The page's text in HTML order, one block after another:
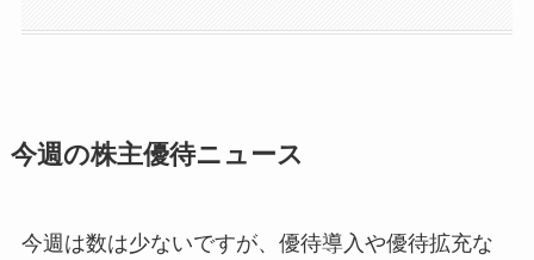
今週の株主優待ニュース
今週は数は少ないですが、優待導入や優待拡充な